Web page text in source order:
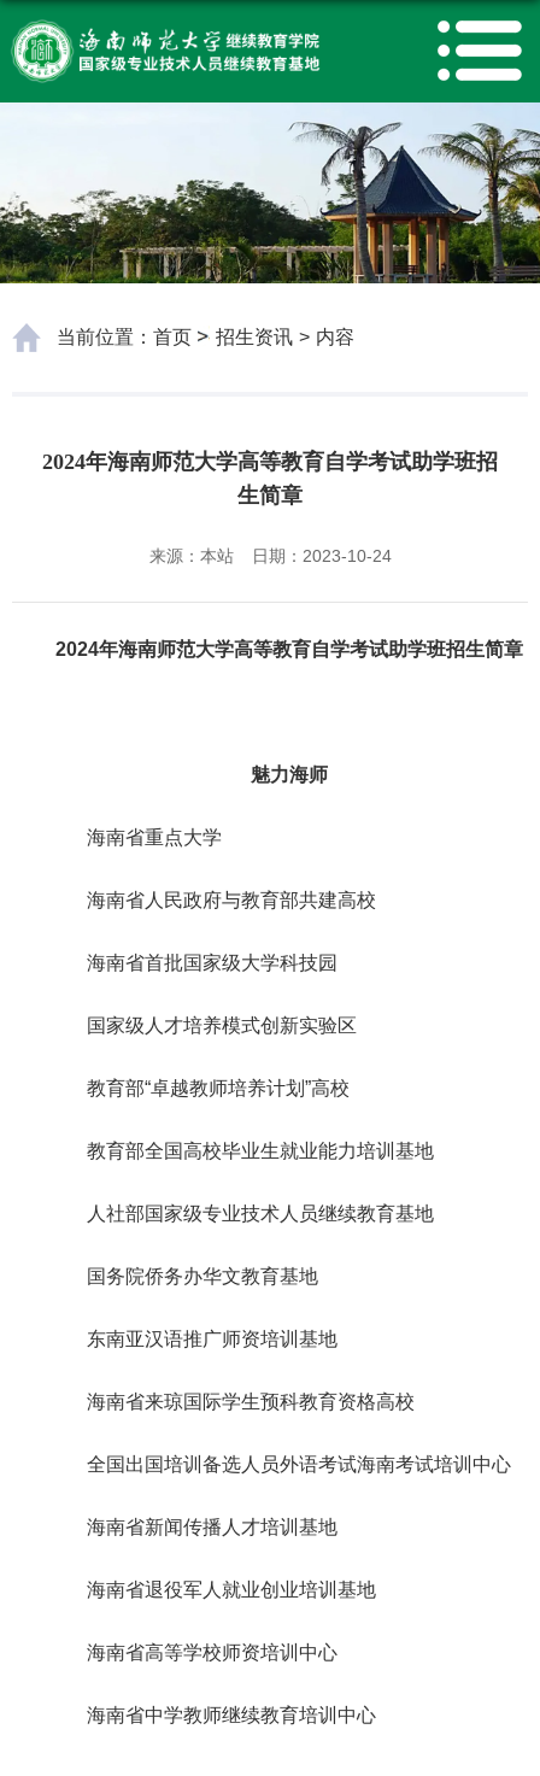
当前位置： 首页 招生资讯 > 内容
2024年海南师范大学高等教育自学考试助学班招
生简章
来源：本站 日期：2023-10-24
2024年海南师范大学高等教育自学考试助学班招生简章
魅力海师
海南省重点大学
海南省人民政府与教育部共建高校
海南省首批国家级大学科技园
国家级人才培养模式创新实验区
教育部“卓越教师培养计划”高校
教育部全国高校毕业生就业能力培训基地
人社部国家级专业技术人员继续教育基地
国务院侨务办华文教育基地
东南亚汉语推广师资培训基地
海南省来琼国际学生预科教育资格高校
全国出国培训备选人员外语考试海南考试培训中心
海南省新闻传播人才培训基地
海南省退役军人就业创业培训基地
海南省高等学校师资培训中心
海南省中学教师继续教育培训中心